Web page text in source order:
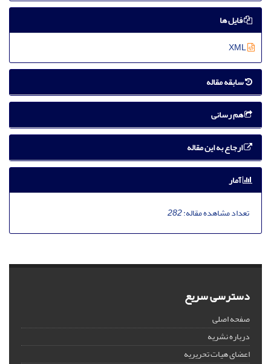
فایل ها
سابقه مقاله
هم رسانی
ارجاع به این مقاله
آمار
تعداد مشاهده مقاله:282
دسترسی سریع
صفحه اصلی
درباره نشریه
اعضای هیات تحریریه